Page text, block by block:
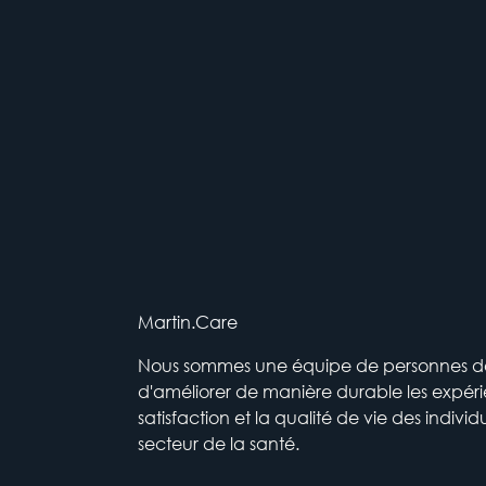
Martin.Care
Nous sommes une équipe de personnes
d'améliorer de manière durable les
satisfaction et la qualité de vie des
secteur de la santé.